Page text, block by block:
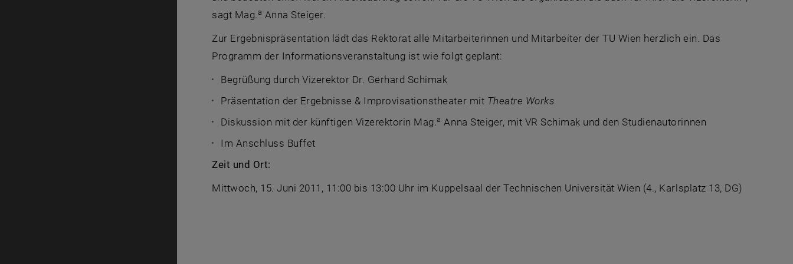
sagt Mag.a Anna Steiger.
Zur Ergebnispräsentation lädt das Rektorat alle Mitarbeiterinnen und Mitarbeiter der TU Wien herzlich ein. Das
Programm der Informationsveranstaltung ist wie folgt geplant:
Begrüßung durch Vizerektor Dr. Gerhard Schimak
Präsentation der Ergebnisse & Improvisationstheater mit Theatre Works
Diskussion mit der künftigen Vizerektorin Mag.a Anna Steiger, mit VR Schimak und den Studienautorinnen
Im Anschluss Buffet
Zeit und Ort:
Mittwoch, 15. Juni 2011, 11:00 bis 13:00 Uhr im Kuppelsaal der Technischen Universität Wien (4., Karlsplatz 13, DG)